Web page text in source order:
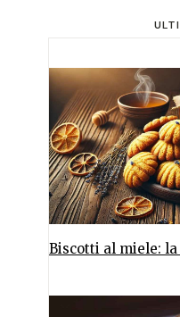
Biscotti al miele: